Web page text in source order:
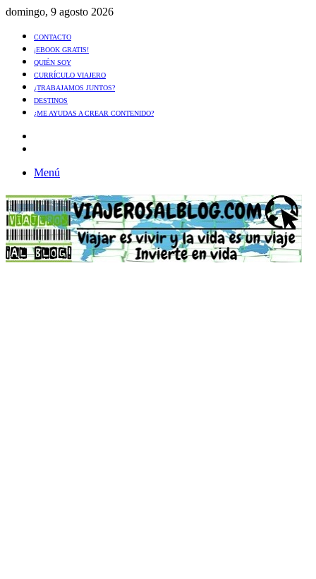
domingo, 9 agosto 2026
CONTACTO
¡EBOOK GRATIS!
QUIÉN SOY
CURRÍCULO VIAJERO
¿TRABAJAMOS JUNTOS?
DESTINOS
¿ME AYUDAS A CREAR CONTENIDO?
Menú